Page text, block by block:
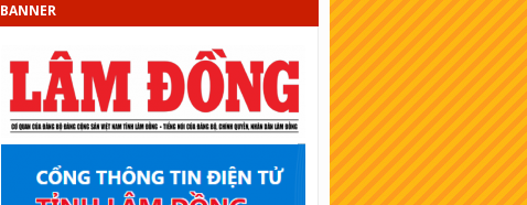
XSKT Sóc Trăng
XSKT Cần Thơ
XSKT An Giang
XSKT Bình Thuận
BANNER